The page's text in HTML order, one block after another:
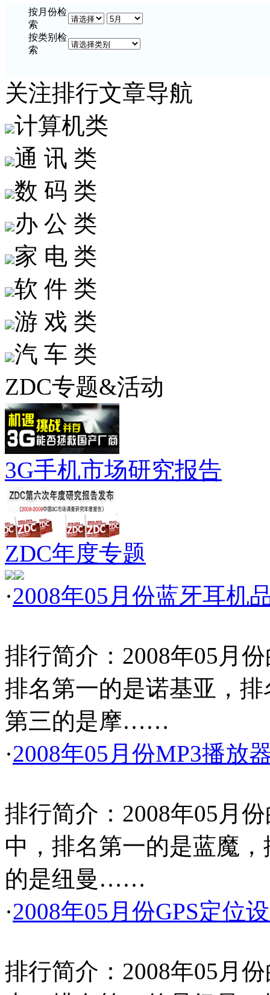
按月份检
索
按类别 检
索
关注排行文章导航
计算机类
通 讯 类
数 码 类
办 公 类
家 电 类
软 件 类
游 戏 类
汽 车 类
ZDC专题&活动
3G手机市场研究报告
ZDC年度专题
·2008年05月份蓝牙耳机
排行简介：2008年05月
排名第一的是诺基亚，
第三的是摩……
·2008年05月份MP3播放
排行简介：2008年05月
中，排名第一的是蓝魔
的是纽曼……
·2008年05月份GPS定位
排行简介：2008年05月